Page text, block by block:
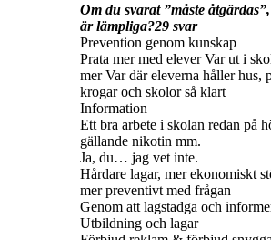
Om du svarat ”måste
är lämpliga?29 svar
Prevention genom kunskap
Prata mer med elever Var ut i
mer Var där eleverna håller hus,
krogar och skolor så klart
Information
Ett bra arbete i skolan redan på
gällande nikotin mm.
Ja, du… jag vet inte.
Hårdare lagar, mer ekonomiskt
mer preventivt med frågan
Genom att lagstadga och
Utbildning och lagar